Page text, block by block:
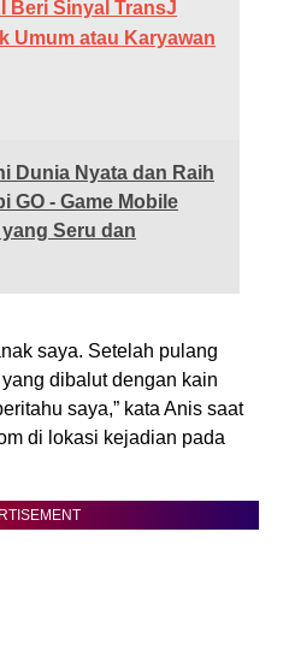
Beri Sinyal TransJ
Umum atau Karyawan
Dunia Nyata dan Raih
GO - Game Mobile
Seru dan
saya. Setelah pulang
dibalut dengan kain
saya,” kata Anis saat
di lokasi kejadian pada